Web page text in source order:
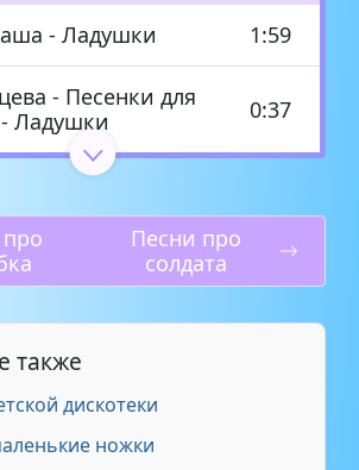
- Ладушки 1:59
- Песенки для
Ладушки
0:37
- ЛАДУШКИ
А.Павловский
и Сергей
10 мышек - 06.
)
0:33
Песни про
солдата
также
дискотеки
ножки